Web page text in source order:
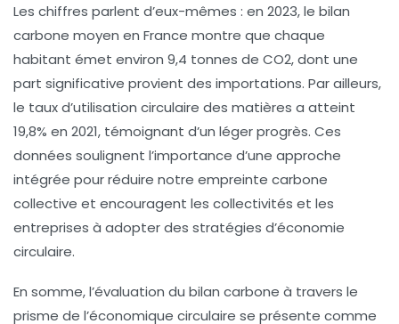
Les chiffres parlent d’eux-mêmes : en 2023, le bilan
carbone moyen en France montre que chaque
habitant émet environ 9,4 tonnes de CO2, dont une
part significative provient des importations. Par ailleurs,
le taux d’utilisation circulaire des matières a atteint
19,8% en 2021, témoignant d’un léger progrès. Ces
données soulignent l’importance d’une approche
intégrée pour réduire notre empreinte carbone
collective et encouragent les collectivités et les
entreprises à adopter des stratégies d’économie
circulaire.
En somme, l’évaluation du bilan carbone à travers le
prisme de l’économique circulaire se présente comme